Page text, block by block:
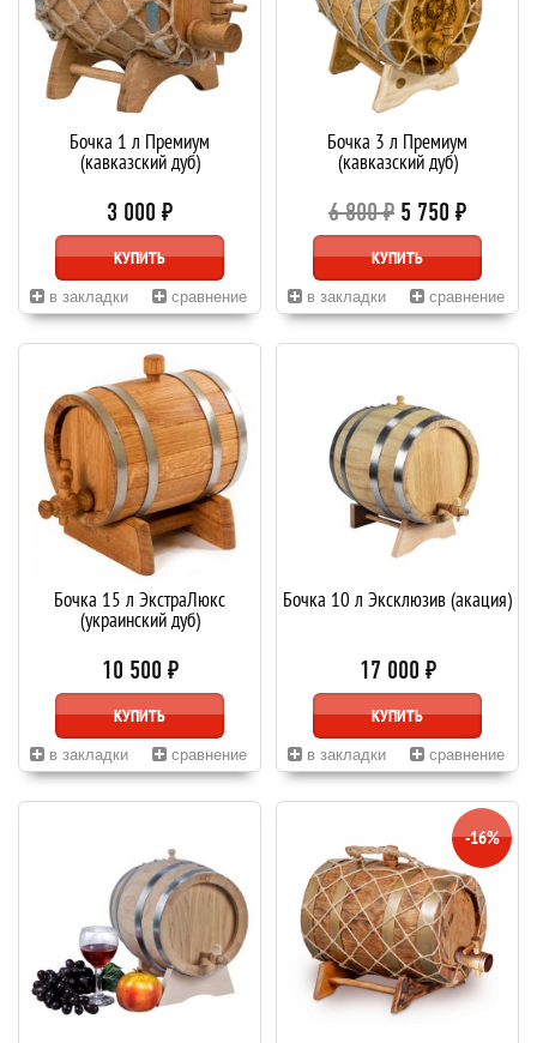
Бочка 1 л Премиум
(кавказский дуб)
3 000 ₽
КУПИТЬ
в закладки сравнение
Бочка 3 л Премиум
(кавказский дуб)
6 800 ₽ 5 750 ₽
КУПИТЬ
в закладки сравнение
Бочка 15 л ЭкстраЛюкс
(украинский дуб)
10 500 ₽
КУПИТЬ
в закладки сравнение
Бочка 10 л Эксклюзив (акация)
17 000 ₽
КУПИТЬ
в закладки сравнение
-16%